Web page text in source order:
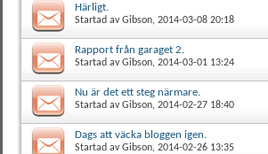
Härligt.
Startad avGibson, 2014-03-08 20:18
Rapport från garaget 2.
Startad avGibson, 2014-03-01 13:24
Nu är det ett steg närmare.
Startad avGibson, 2014-02-27 18:40
Dags att väcka bloggen igen.
Startad avGibson, 2014-02-26 13:35